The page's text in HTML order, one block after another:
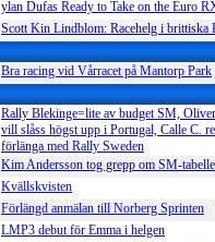
ylan Dufas Ready to Take on the Euro
Scott Kin Lindblom: Racehelg i brittiska
Bra racing vid Vårracet på Mantorp Park
Rally Blekinge=lite av budget SM,
vill slåss högst upp i Portugal, Calle C.
förlänga med Rally Sweden
Kim Andersson tog grepp om SM-
Kvällskvisten
Förlängd anmälan till Norberg Sprinten
LMP3 debut för Emma i helgen